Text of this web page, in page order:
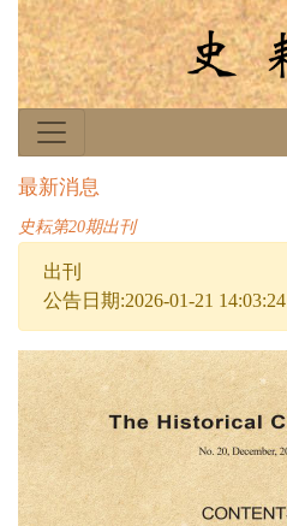
最新消息
史耘第20期出刊
出刊
公告日期:2026-01-21 14:03:24